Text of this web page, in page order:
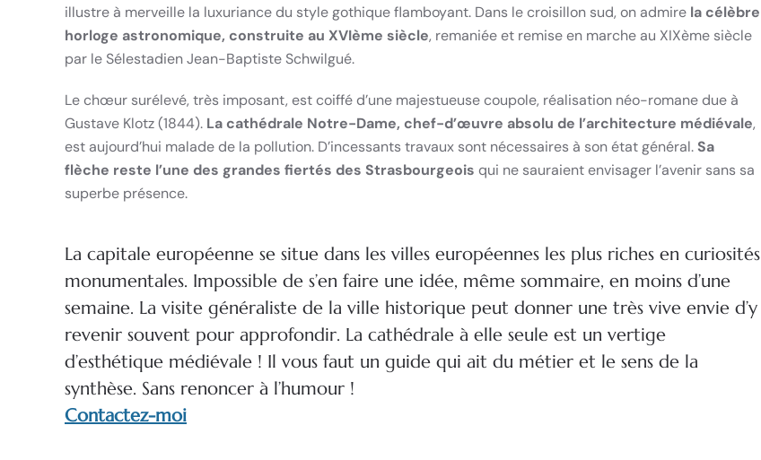
illustre à merveille la luxuriance du style gothique flamboyant. Dans le croisillon sud, on admire la célèbre
horloge astronomique, construite au XVIème siècle, remaniée et remise en marche au XIXème siècle
par le Sélestadien Jean-Baptiste Schwilgué.
Le chœur surélevé, très imposant, est coiffé d’une majestueuse coupole, réalisation néo-romane due à
Gustave Klotz (1844). La cathédrale Notre-Dame, chef-d’œuvre absolu de l’architecture médiévale,
est aujourd’hui malade de la pollution. D’incessants travaux sont nécessaires à son état général. Sa
flèche reste l’une des grandes fiertés des Strasbourgeois qui ne sauraient envisager l’avenir sans sa
superbe présence.
La capitale européenne se situe dans les villes européennes les plus riches en curiosités
monumentales. Impossible de s’en faire une idée, même sommaire, en moins d’une
semaine. La visite généraliste de la ville historique peut donner une très vive envie d’y
revenir souvent pour approfondir. La cathédrale à elle seule est un vertige
d’esthétique médiévale ! Il vous faut un guide qui ait du métier et le sens de la
synthèse. Sans renoncer à l’humour !
Contactez-moi